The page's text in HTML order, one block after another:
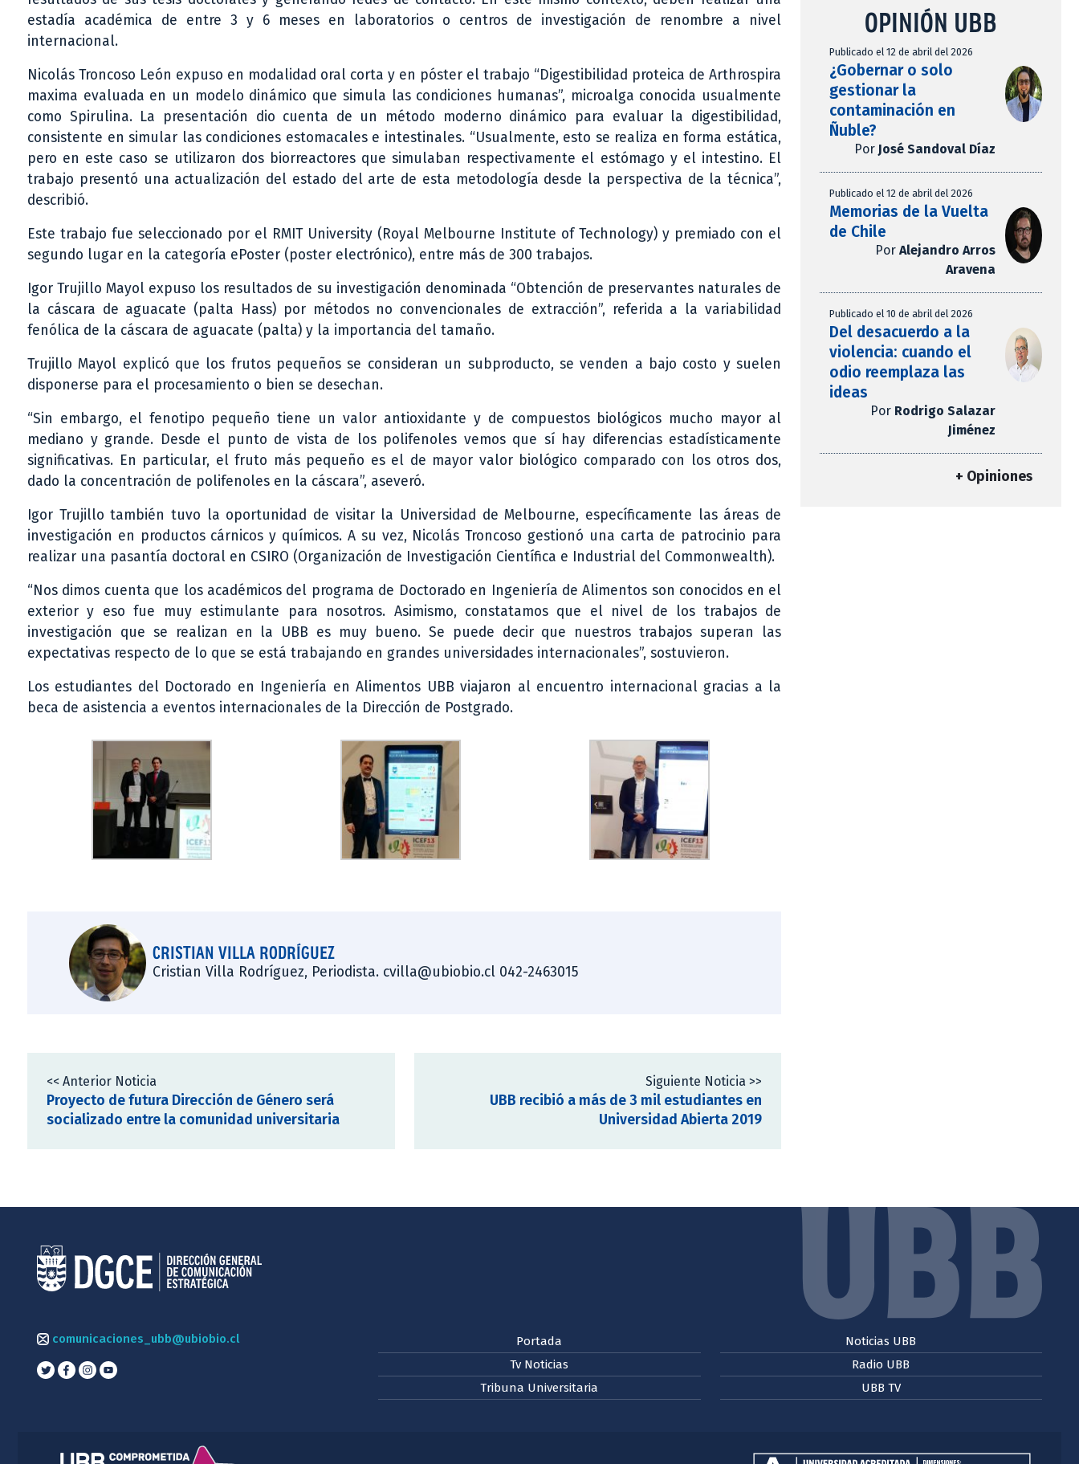
estadía académica de entre 3 y 6 meses en laboratorios o centros de investigación de renombre a nivel
internacional.
Nicolás Troncoso León expuso en modalidad oral corta y en póster el trabajo “Digestibilidad proteica de Arthrospira
maxima evaluada en un modelo dinámico que simula las condiciones humanas”, microalga conocida usualmente
como Spirulina. La presentación dio cuenta de un método moderno dinámico para evaluar la digestibilidad,
consistente en simular las condiciones estomacales e intestinales. “Usualmente, esto se realiza en forma estática,
pero en este caso se utilizaron dos biorreactores que simulaban respectivamente el estómago y el intestino. El
trabajo presentó una actualización del estado del arte de esta metodología desde la perspectiva de la técnica”,
describió.
Este trabajo fue seleccionado por el RMIT University (Royal Melbourne Institute of Technology) y premiado con el
segundo lugar en la categoría ePoster (poster electrónico), entre más de 300 trabajos.
Igor Trujillo Mayol expuso los resultados de su investigación denominada “Obtención de preservantes naturales de
la cáscara de aguacate (palta Hass) por métodos no convencionales de extracción”, referida a la variabilidad
fenólica de la cáscara de aguacate (palta) y la importancia del tamaño.
Trujillo Mayol explicó que los frutos pequeños se consideran un subproducto, se venden a bajo costo y suelen
disponerse para el procesamiento o bien se desechan.
“Sin embargo, el fenotipo pequeño tiene un valor antioxidante y de compuestos biológicos mucho mayor al
mediano y grande. Desde el punto de vista de los polifenoles vemos que sí hay diferencias estadísticamente
significativas. En particular, el fruto más pequeño es el de mayor valor biológico comparado con los otros dos,
dado la concentración de polifenoles en la cáscara”, aseveró.
Igor Trujillo también tuvo la oportunidad de visitar la Universidad de Melbourne, específicamente las áreas de
investigación en productos cárnicos y químicos. A su vez, Nicolás Troncoso gestionó una carta de patrocinio para
realizar una pasantía doctoral en CSIRO (Organización de Investigación Científica e Industrial del Commonwealth).
“Nos dimos cuenta que los académicos del programa de Doctorado en Ingeniería de Alimentos son conocidos en el
exterior y eso fue muy estimulante para nosotros. Asimismo, constatamos que el nivel de los trabajos de
investigación que se realizan en la UBB es muy bueno. Se puede decir que nuestros trabajos superan las
expectativas respecto de lo que se está trabajando en grandes universidades internacionales”, sostuvieron.
Los estudiantes del Doctorado en Ingeniería en Alimentos UBB viajaron al encuentro internacional gracias a la
beca de asistencia a eventos internacionales de la Dirección de Postgrado.
CRISTIAN VILLA RODRÍGUEZ
Cristian Villa Rodríguez, Periodista. cvilla@ubiobio.cl 042-2463015
<< Anterior Noticia
Proyecto de futura Dirección de Género será
socializado entre la comunidad universitaria
Siguiente Noticia >>
UBB recibió a más de 3 mil estudiantes en
Universidad Abierta 2019
OPINIÓN UBB
Publicado el 12 de abril del 2026
¿Gobernar o solo
gestionar la
contaminación en
Ñuble?
Por José Sandoval Díaz
Publicado el 12 de abril del 2026
Memorias de la Vuelta
de Chile
Por Alejandro Arros
Aravena
Publicado el 10 de abril del 2026
Del desacuerdo a la
violencia: cuando el
odio reemplaza las
ideas
Por Rodrigo Salazar
Jiménez
+ Opiniones
comunicaciones_ubb@ubiobio.cl
Portada
Tv Noticias
Tribuna Universitaria
Noticias UBB
Radio UBB
UBB TV